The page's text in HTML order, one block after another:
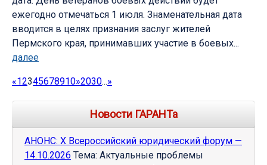
ежегодно отмечаться 1 июля. Знаменательная дата
вводится в целях признания заслуг жителей
Пермского края, принимавших участие в боевых...
далее
«12345678910»2030...»
Новости ГАРАНТа
АНОНС: Х Всероссийский юридический форум —
14.10.2026 Тема: Актуальные проблемы